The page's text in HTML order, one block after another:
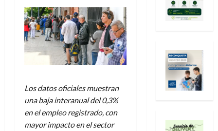
Los datos oficiales muestran
una baja interanual del 0,3%
en el empleo registrado, con
mayor impacto en el sector